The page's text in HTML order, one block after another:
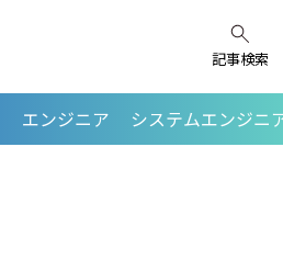
記事検索
エンジニア システムエンジニ